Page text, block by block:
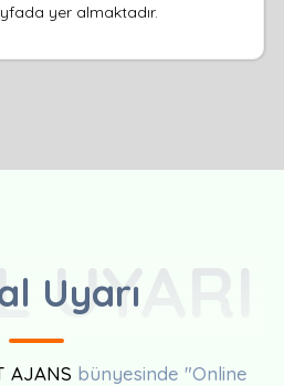
yer almaktadır.
Uyarı
UYARI
AJANS bünyesinde "Online